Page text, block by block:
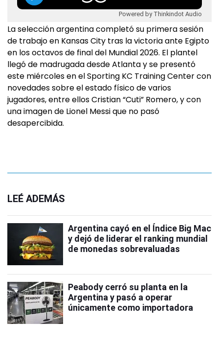
Powered by Thinkindot Audio
La selección argentina completó su primera sesión
de trabajo en Kansas City tras la victoria ante Egipto
en los octavos de final del Mundial 2026. El plantel
llegó de madrugada desde Atlanta y se presentó
este miércoles en el Sporting KC Training Center con
novedades sobre el estado físico de varios
jugadores, entre ellos Cristian “Cuti” Romero, y con
una imagen de Lionel Messi que no pasó
desapercibida.
LEÉ ADEMÁS
Argentina cayó en el Índice Big Mac
y dejó de liderar el ranking mundial
de monedas sobrevaluadas
Peabody cerró su planta en la
Argentina y pasó a operar
únicamente como importadora